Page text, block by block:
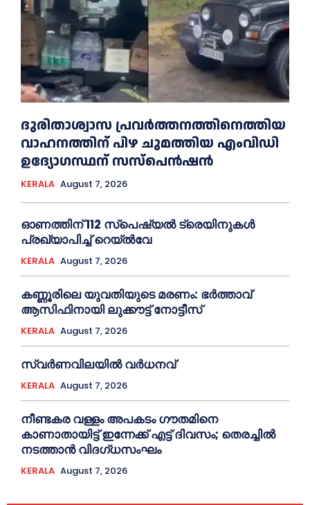
ദുരിതാശ്വാസ പ്രവര്‍ത്തനത്തിനെത്തിയ
വാഹനത്തിന് പിഴ ചുമത്തിയ എംവിഡി
ഉദ്യോഗസ്ഥന് സസ്പെൻഷൻ
KERALA August 7, 2026
ഓണത്തിന് 112 സ്പെഷ്യല്‍ ട്രെയിനുകള്‍
പ്രഖ്യാപിച്ച്‌ റെയ്ല്‍വേ
KERALA August 7, 2026
കണ്ണൂരിലെ യുവതിയുടെ മരണം: ഭര്‍ത്താവ്
ആസിഫിനായി ലുക്കൗട്ട് നോട്ടീസ്
KERALA August 7, 2026
സ്വർണവിലയിൽ വർധനവ്
KERALA August 7, 2026
നീണ്ടകര വള്ളം അപകടം ഗൗതമിനെ
കാണാതായിട്ട് ഇന്നേക്ക് എട്ട് ദിവസം; തെരച്ചില്‍
നടത്താൻ വിദഗ്ധസംഘം
KERALA August 7, 2026